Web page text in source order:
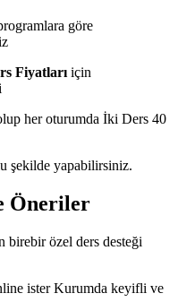
göre
Fiyatları için
her oturumda İki Ders 40
şekilde yapabilirsiniz.
Öneriler
birebir özel ders desteği
ister Kurumda keyifli ve